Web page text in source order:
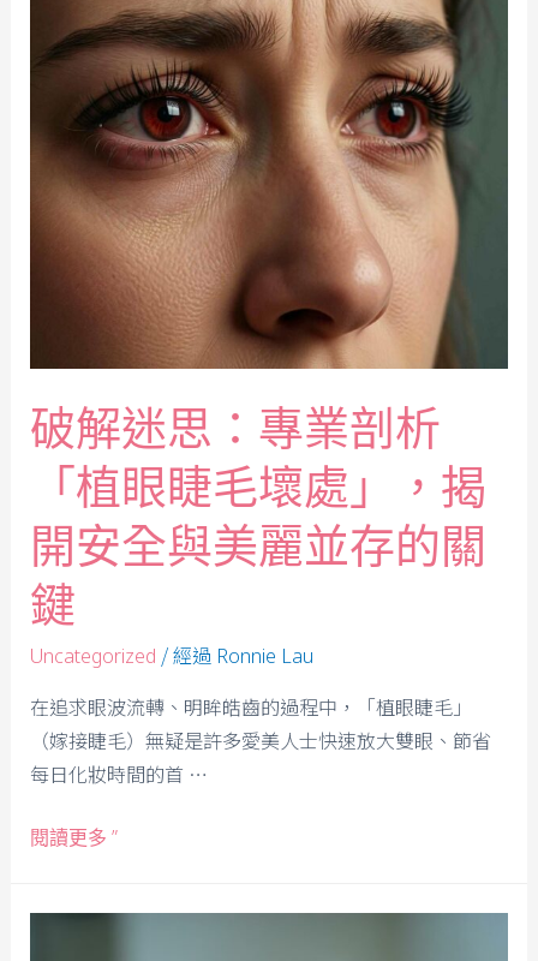
破解迷思：專業剖析
「植眼睫毛壞處」，揭
開安全與美麗並存的關
鍵
Uncategorized / 經過 Ronnie Lau
在追求眼波流轉、明眸皓齒的過程中，「植眼睫毛」
（嫁接睫毛）無疑是許多愛美人士快速放大雙眼、節省
每日化妝時間的首 …
閱讀更多 ”